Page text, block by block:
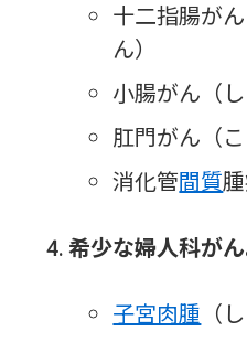
十二指腸が
ん）
小腸がん（
肛門がん（こ
消化管間質
希少な婦人科がん
子宮肉腫 （